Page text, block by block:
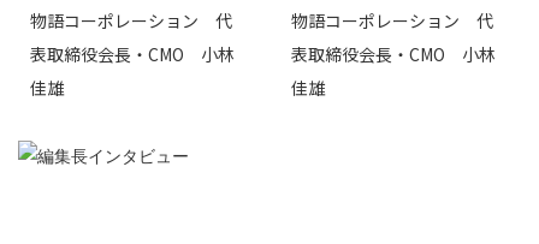
物語コーポレーション 代
表取締役会長・CMO 小林
佳雄
物語コーポレーション 代
表取締役会長・CMO 小林
佳雄